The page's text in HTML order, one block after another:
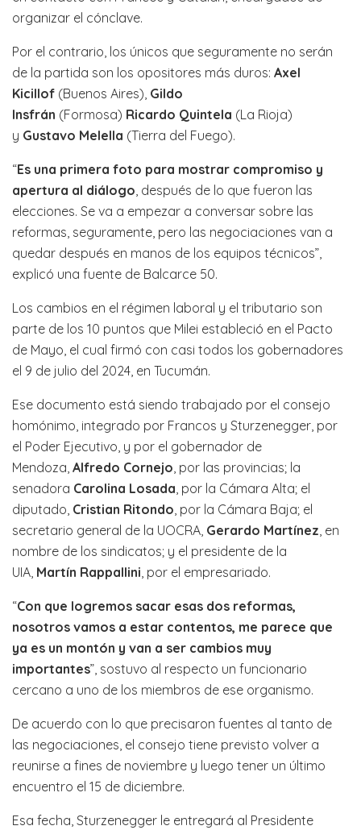
organizar el cónclave.
Por el contrario, los únicos que seguramente no serán
de la partida son los opositores más duros: Axel
Kicillof (Buenos Aires), Gildo
Insfrán (Formosa) Ricardo Quintela (La Rioja)
y Gustavo Melella (Tierra del Fuego).
“Es una primera foto para mostrar compromiso y
apertura al diálogo , después de lo que fueron las
elecciones. Se va a empezar a conversar sobre las
reformas, seguramente, pero las negociaciones van a
quedar después en manos de los equipos técnicos”,
explicó una fuente de Balcarce 50.
Los cambios en el régimen laboral y el tributario son
parte de los 10 puntos que Milei estableció en el Pacto
de Mayo, el cual firmó con casi todos los gobernadores
el 9 de julio del 2024, en Tucumán.
Ese documento está siendo trabajado por el consejo
homónimo, integrado por Francos y Sturzenegger, por
el Poder Ejecutivo, y por el gobernador de
Mendoza, Alfredo Cornejo , por las provincias; la
senadora Carolina Losada , por la Cámara Alta; el
diputado, Cristian Ritondo , por la Cámara Baja; el
secretario general de la UOCRA, Gerardo Martínez , en
nombre de los sindicatos; y el presidente de la
UIA, Martín Rappallini , por el empresariado.
“Con que logremos sacar esas dos reformas,
nosotros vamos a estar contentos, me parece que
ya es un montón y van a ser cambios muy
importantes”, sostuvo al respecto un funcionario
cercano a uno de los miembros de ese organismo.
De acuerdo con lo que precisaron fuentes al tanto de
las negociaciones, el consejo tiene previsto volver a
reunirse a fines de noviembre y luego tener un último
encuentro el 15 de diciembre.
Esa fecha, Sturzenegger le entregará al Presidente